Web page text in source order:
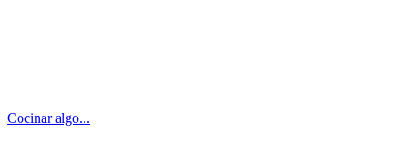
Cocinar algo...